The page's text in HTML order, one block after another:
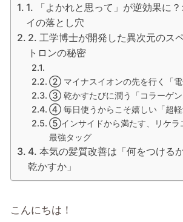
1. 「よかれと思って」が逆効果に
イの落とし穴
2. 工学博士が開発した異次元のス
トロンの秘密
② マイナスイオンの先を行く「電
③ 乾かすたびに潤う「コラーゲン
④ 毎日使うからこそ嬉しい「超軽
⑤インサイドから満たす、リケラ
最強タッグ
4. 本気の髪質改善は「何をつける
乾かすか」
こんにちは！